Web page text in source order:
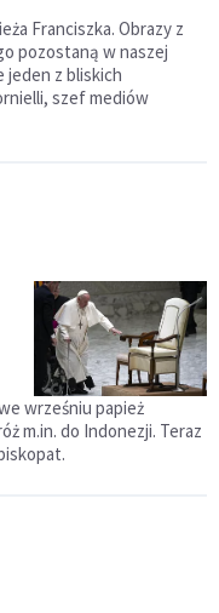
Franciszka. Obrazy z
pozostaną w naszej
jeden z bliskich
szef mediów
wrześniu papież
m.in. do Indonezji. Teraz